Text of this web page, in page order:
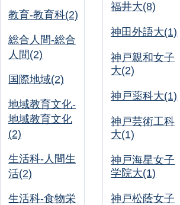
教育-教育科(2)
総合人間-総合
人間(2)
国際地域(2)
地域教育文化-
地域教育文化
(2)
生活科-人間生
活(2)
生活科-食物栄
福井大(8)
神田外語大(1)
神戸親和女子
大(2)
神戸薬科大(1)
神戸芸術工科
大(1)
神戸海星女子
学院大(1)
神戸松蔭女子